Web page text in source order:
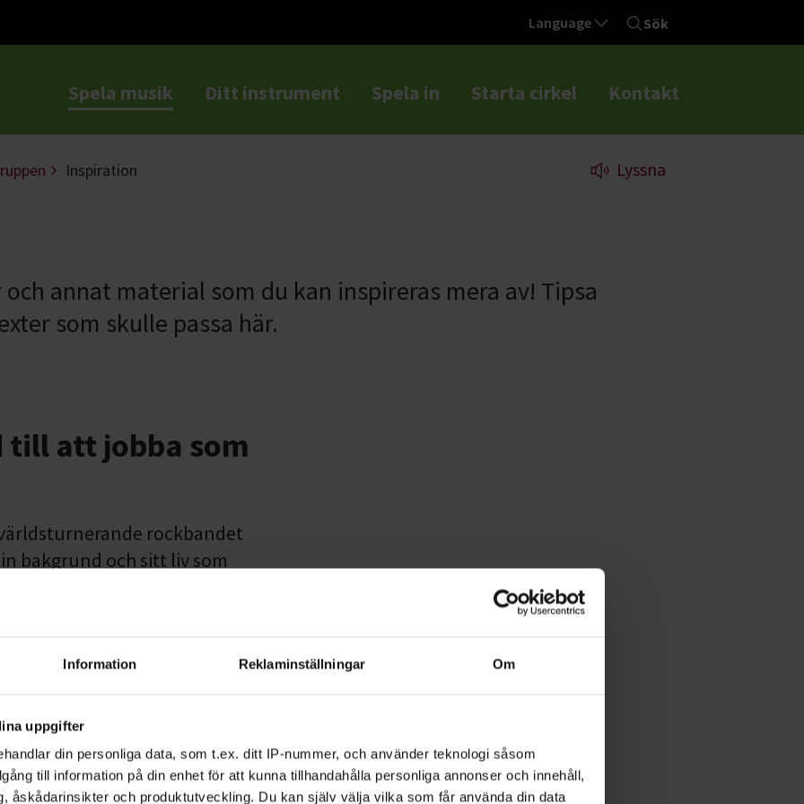
Information Reklaminställningar Om
uppgifter
din personliga data, som t.ex. ditt IP-nummer, och använder teknologi såsom
till information på din enhet för att kunna tillhandahålla personliga annonser och innehåll,
åskådarinsikter och produktutveckling. Du kan själv välja vilka som får använda din data
Language Sök
Spela musik Ditt instrument Spela in Starta cirkel Kontakt
Inspiration Lyssna
annat material som du kan inspireras mera av! Tipsa
som skulle passa här.
till att jobba som
rockbandet
bakgrund och sitt liv som
resa, från att jag började
och fram till att nu
inspirera människor att våga
följa sina drömmar. Kan jag
i musikbranschen idag, och